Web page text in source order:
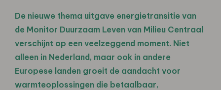
De nieuwe thema uitgave energietransitie van
de Monitor Duurzaam Leven van Milieu Centraal
verschijnt op een veelzeggend moment. Niet
alleen in Nederland, maar ook in andere
Europese landen groeit de aandacht voor
warmteoplossingen die betaalbaar,